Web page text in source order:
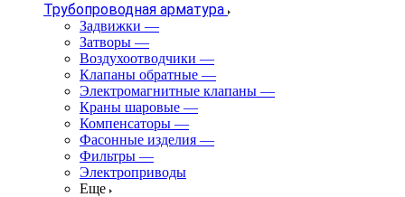
Трубопроводная арматура
Задвижки —
Затворы —
Воздухоотводчики —
Клапаны обратные —
Электромагнитные клапаны —
Краны шаровые —
Компенсаторы —
Фасонные изделия —
Фильтры —
Электроприводы
Еще